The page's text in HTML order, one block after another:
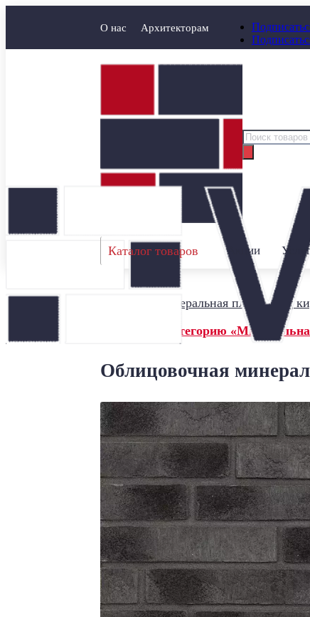
О нас Архитекторам
Поиск
товаров
Каталог товаров Акции
Минеральная плитка под
← Назад в категорию
Облицовочная